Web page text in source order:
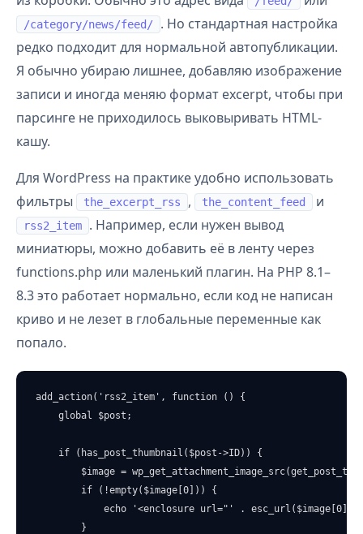
/category/news/feed/
. Но стандартная настройка
редко подходит для нормальной автопубликации.
Я обычно убираю лишнее, добавляю изображение
записи и иногда меняю формат excerpt, чтобы при
парсинге не приходилось выковыривать HTML-
кашу.
Для WordPress на практике удобно использовать
фильтры
the_excerpt_rss , the_content_feed и
rss2_item
. Например, если нужен вывод
миниатюры, можно добавить её в ленту через
functions.php или маленький плагин. На PHP 8.1–
8.3 это работает нормально, если код не написан
криво и не лезет в глобальные переменные как
попало.
add_action('rss2_item', function () {
    global $post;
    if (has_post_thumbnail($post->ID)) {
$image =
        if (!empty($image[0])) {
echo '<enclosure url="' . esc_url($image[0])
        }